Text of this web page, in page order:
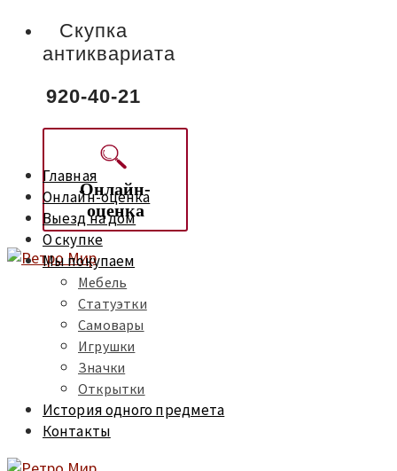
Скупка
антиквариата
920-40-21
Онлайн-
оценка
Главная
Онлайн-оценка
Выезд на дом
О скупке
Мы покупаем
Мебель
Статуэтки
Самовары
Игрушки
Значки
Открытки
История одного предмета
Контакты